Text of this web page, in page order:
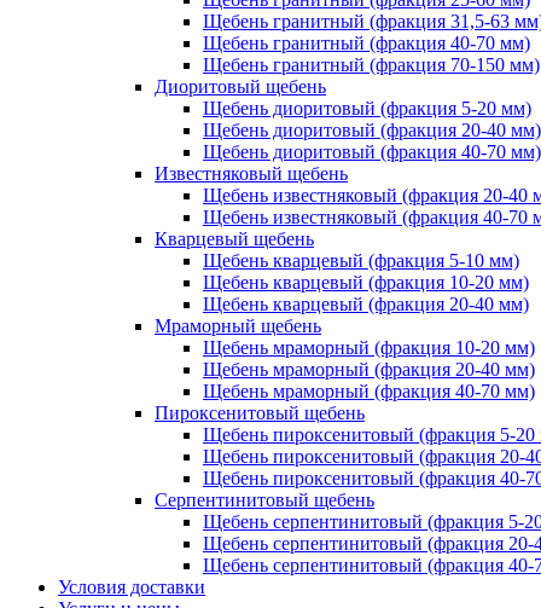
Щебень гранитный (фракция 31,5-63
Щебень гранитный (фракция 40-70 мм)
Щебень гранитный (фракция 70-150 мм)
Диоритовый щебень
Щебень диоритовый (фракция 5-20 мм)
Щебень диоритовый (фракция 20-40 мм)
Щебень диоритовый (фракция 40-70 мм)
Известняковый щебень
Щебень известняковый (фракция 20-40
Щебень известняковый (фракция 40-70
Кварцевый щебень
Щебень кварцевый (фракция 5-10 мм)
Щебень кварцевый (фракция 10-20 мм)
Щебень кварцевый (фракция 20-40 мм)
Мраморный щебень
Щебень мраморный (фракция 10-20 мм)
Щебень мраморный (фракция 20-40 мм)
Щебень мраморный (фракция 40-70 мм)
Пироксенитовый щебень
Щебень пироксенитовый (фракция 5-
Щебень пироксенитовый (фракция 20-
Щебень пироксенитовый (фракция 40-
Серпентинитовый щебень
Щебень серпентинитовый (фракция 5-
Щебень серпентинитовый (фракция 20-
Щебень серпентинитовый (фракция 40-
Условия доставки